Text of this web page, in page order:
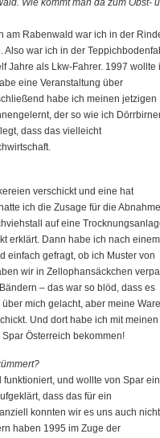
Wie kommt man da zum Obst-
am Rabenwald war ich in der
war ich in der
Jahre als Lkw-Fahrer. 1997 wollte
eine Veranstaltung über
habe ich meinen jetzigen
der so wie ich
dass das vielleicht
verschickt und eine hat
ich die Zusage für die
auf eine
erklärt. Dann habe ich nach einem
einfach gefragt, ob ich Muster von
wir in Zellophansäckchen
– das war so blöd, dass es
mich gelacht, aber meine Ware
Und dort habe ich mit meinen
Österreich bekommen!
und wollte von Spar ein
dass das für ein
konnten wir es uns auch nicht
haben 1995 im Zuge der